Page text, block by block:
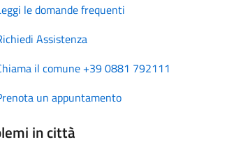
le domande frequenti
Assistenza
il comune +39 0881 792111
un appuntamento
in città